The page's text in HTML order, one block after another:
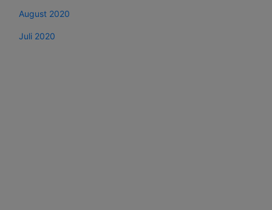
August 2020
Juli 2020